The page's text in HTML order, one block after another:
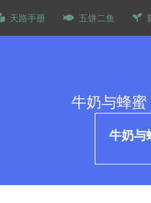
天路手册 五饼二鱼
牛奶与蜂
牛奶与